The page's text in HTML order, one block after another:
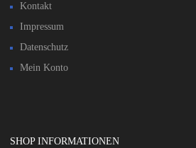
Kontakt
Impressum
Datenschutz
Mein Konto
SHOP INFORMATIONEN